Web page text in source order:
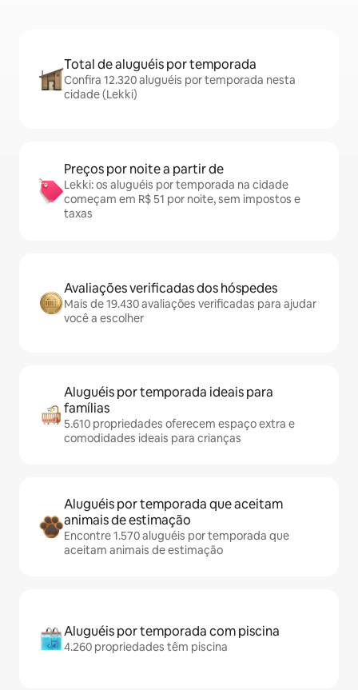
Total de aluguéis por temporada
Confira 12.320 aluguéis por temporada nesta
cidade (Lekki)
Preços por noite a partir de
Lekki: os aluguéis por temporada na cidade
começam em R$ 51 por noite, sem impostos e
taxas
Avaliações verificadas dos hóspedes
Mais de 19.430 avaliações verificadas para ajudar
você a escolher
Aluguéis por temporada ideais para
famílias
5.610 propriedades oferecem espaço extra e
comodidades ideais para crianças
Aluguéis por temporada que aceitam
animais de estimação
Encontre 1.570 aluguéis por temporada que
aceitam animais de estimação
Aluguéis por temporada com piscina
4.260 propriedades têm piscina